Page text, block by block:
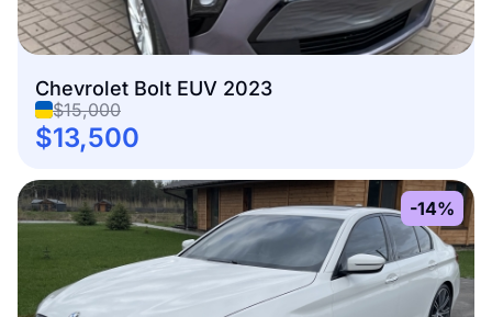
Chevrolet Bolt EUV 2023
$15,000
$13,500
-14%